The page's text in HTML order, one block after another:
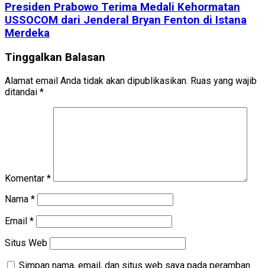
Presiden Prabowo Terima Medali Kehormatan
USSOCOM dari Jenderal Bryan Fenton di Istana
Merdeka
Tinggalkan Balasan
Alamat email Anda tidak akan dipublikasikan. Ruas yang wajib
ditandai *
Komentar *
Nama *
Email *
Situs Web
Simpan nama, email, dan situs web saya pada peramban